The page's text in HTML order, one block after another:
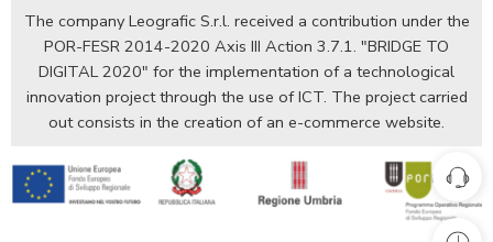
The company Leografic S.r.l. received a contribution under the
POR-FESR 2014-2020 Axis III Action 3.7.1. "BRIDGE TO
DIGITAL 2020" for the implementation of a technological
innovation project through the use of ICT. The project carried
out consists in the creation of an e-commerce website.